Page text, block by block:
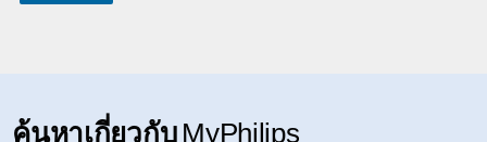
ค้นหาเกี่ยวกับ MyPhilips